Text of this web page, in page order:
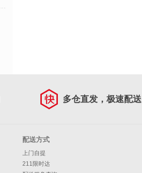
多仓直发，极速配送
配送方式
上门自提
211限时达